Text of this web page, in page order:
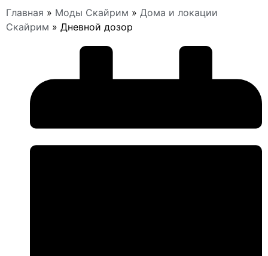
Главная » Моды Скайрим » Дома и локации
Скайрим » Дневной дозор